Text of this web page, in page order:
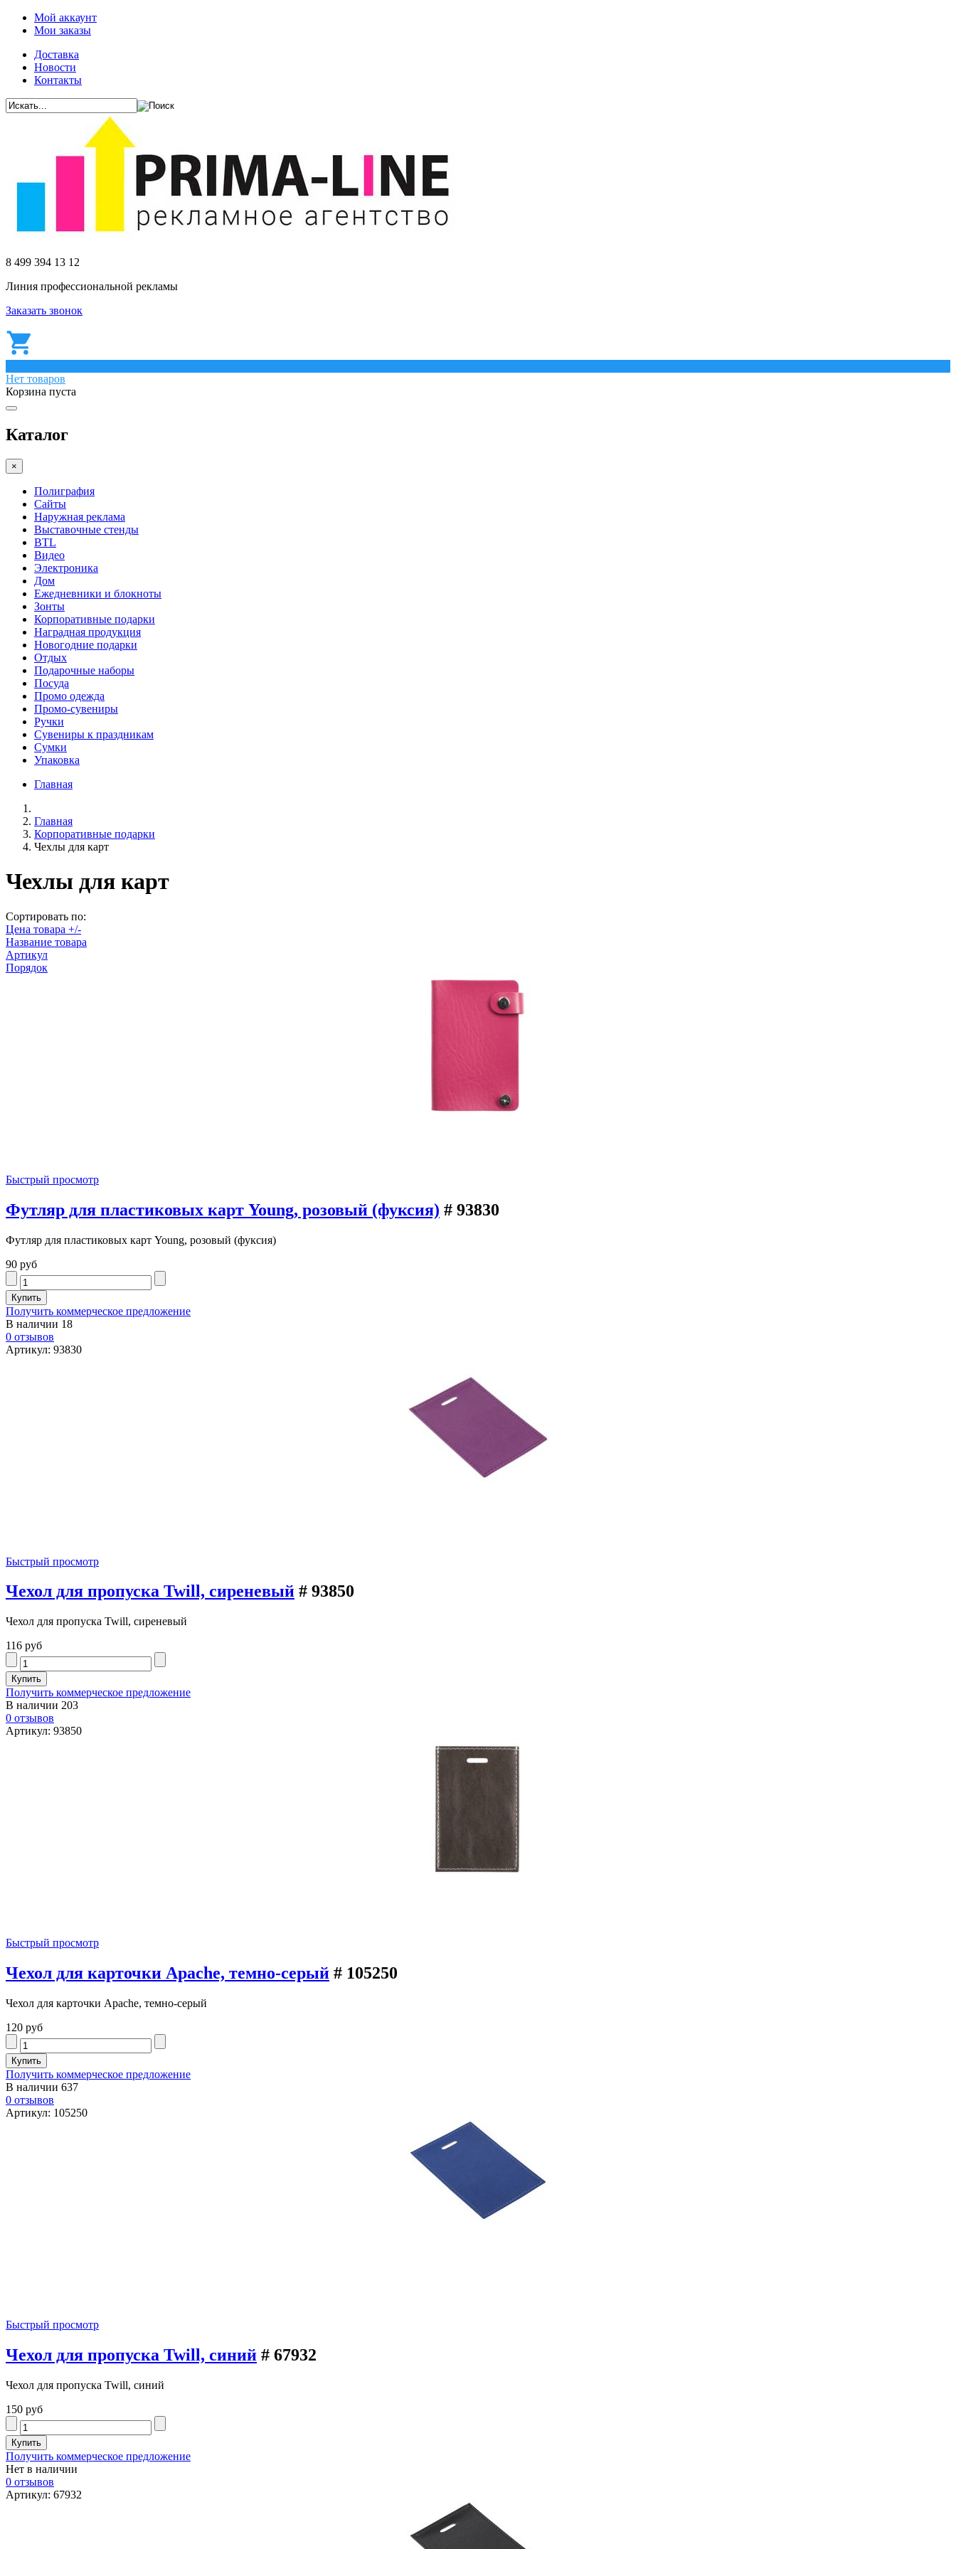
Мой аккаунт
Мои заказы
Доставка
Новости
Контакты
8 499 394 13 12
Линия профессиональной рекламы
Заказать звонок
Нет товаров
Корзина пуста
Каталог
×
Полиграфия
Сайты
Наружная реклама
Выставочные стенды
BTL
Видео
Электроника
Дом
Ежедневники и блокноты
Зонты
Корпоративные подарки
Наградная продукция
Новогодние подарки
Отдых
Подарочные наборы
Посуда
Промо одежда
Промо-сувениры
Ручки
Сувениры к праздникам
Сумки
Упаковка
Главная
Главная
Корпоративные подарки
Чехлы для карт
Чехлы для карт
Сортировать по:
Цена товара +/-
Название товара
Артикул
Порядок
Быстрый просмотр
Футляр для пластиковых карт Young, розовый (фуксия) # 93830
Футляр для пластиковых карт Young, розовый (фуксия)
90 руб
Получить коммерческое предложение
В наличии 18
0 отзывов
Артикул: 93830
Быстрый просмотр
Чехол для пропуска Twill, сиреневый # 93850
Чехол для пропуска Twill, сиреневый
116 руб
Получить коммерческое предложение
В наличии 203
0 отзывов
Артикул: 93850
Быстрый просмотр
Чехол для карточки Apache, темно-серый # 105250
Чехол для карточки Apache, темно-серый
120 руб
Получить коммерческое предложение
В наличии 637
0 отзывов
Артикул: 105250
Быстрый просмотр
Чехол для пропуска Twill, синий # 67932
Чехол для пропуска Twill, синий
150 руб
Получить коммерческое предложение
Нет в наличии
0 отзывов
Артикул: 67932